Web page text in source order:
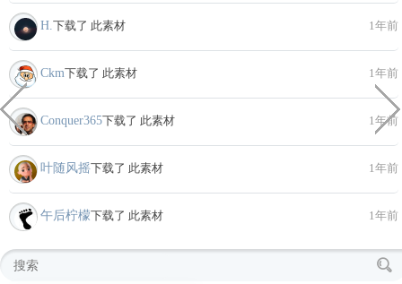
H. 下载了 此素材 1年前
Ckm下载了 此素材 1年前
Conquer365下载了 此素材 1年前
叶随风摇下载了 此素材 1年前
午后柠檬下载了 此素材 1年前